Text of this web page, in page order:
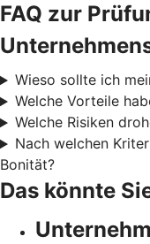
FAQ zur
Wieso sollte ich
Welche Vorteile
Welche Risiken
Nach welchen
Bonität?
Das könnte